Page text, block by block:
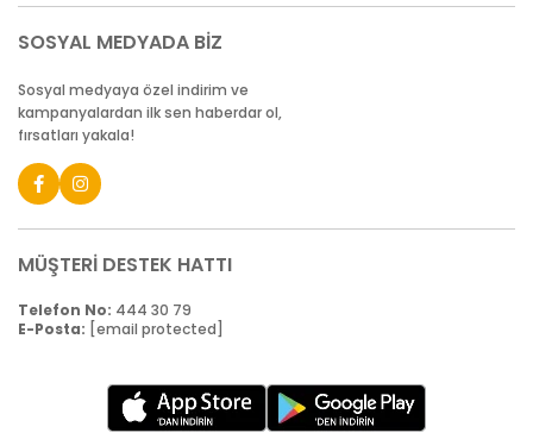
SOSYAL MEDYADA BİZ
Sosyal medyaya özel indirim ve
kampanyalardan ilk sen haberdar ol,
fırsatları yakala!
MÜŞTERİ DESTEK HATTI
Telefon No: 444 30 79
E-Posta: [email protected]